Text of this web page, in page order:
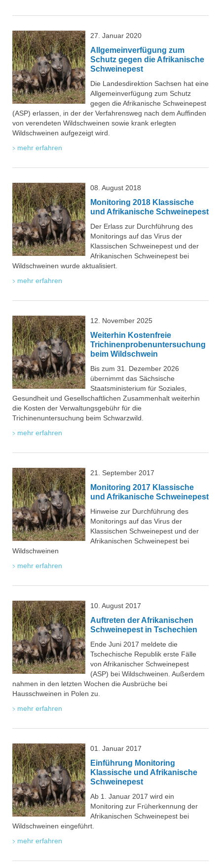
27. Januar 2020
Allgemeinverfügung zum
Schutz gegen die Afrikanische
Schweinepest
Die Landesdirektion Sachsen hat eine
Allgemeinverfügung zum Schutz
gegen die Afrikanische Schweinepest
(ASP) erlassen, in der der Verfahrensweg nach dem Auffinden
von verendeten Wildschweinen sowie krank erlegten
Wildschweinen aufgezeigt wird.
mehr erfahren
08. August 2018
Monitoring 2018 Klassische
und Afrikanische Schweinepest
Der Erlass zur Durchführung des
Monitorings auf das Virus der
Klassischen Schweinepest und der
Afrikanischen Schweinepest bei
Wildschweinen wurde aktualisiert.
mehr erfahren
12. November 2025
Weiterhin Kostenfreie
Trichinenprobenuntersuchung
beim Wildschwein
Bis zum 31. Dezember 2026
übernimmt das Sächsische
Staatsministerium für Soziales,
Gesundheit und Gesellschaftlichen Zusammenhalt weiterhin
die Kosten der Verwaltungsgebühr für die
Trichinenuntersuchung beim Schwarzwild.
mehr erfahren
21. September 2017
Monitoring 2017 Klassische
und Afrikanische Schweinepest
Hinweise zur Durchführung des
Monitorings auf das Virus der
Klassischen Schweinepest und der
Afrikanischen Schweinepest bei
Wildschweinen
mehr erfahren
10. August 2017
Auftreten der Afrikanischen
Schweinepest in Tschechien
Ende Juni 2017 meldete die
Tschechische Republik erste Fälle
von Afrikanischer Schweinepest
(ASP) bei Wildschweinen. Außerdem
nahmen in den letzten Wochen die Ausbrüche bei
Hausschweinen in Polen zu.
mehr erfahren
01. Januar 2017
Einführung Monitoring
Klassische und Afrikanische
Schweinepest
Ab 1. Januar 2017 wird ein
Monitoring zur Früherkennung der
Afrikanischen Schweinepest bei
Wildschweinen eingeführt.
mehr erfahren